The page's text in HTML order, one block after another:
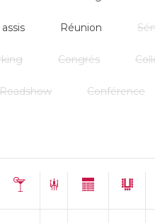
Réunion
Congrés
Roadshow Conférence